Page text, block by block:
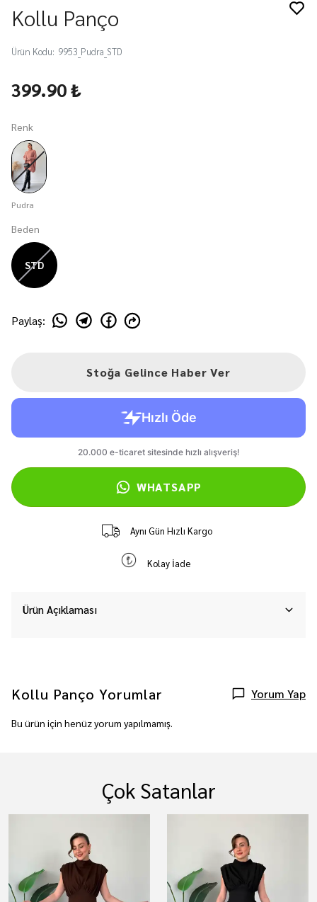
Kollu Panço
Ürün Kodu: 9953_Pudra_STD
399.90 ₺
Renk
Pudra
Beden
STD
Paylaş:
Stoğa Gelince Haber Ver
WHATSAPP
Aynı Gün Hızlı Kargo
Kolay İade
Ürün Açıklaması
Kollu Panço Yorumlar Yorum Yap
Bu ürün için henüz yorum yapılmamış.
Çok Satanlar